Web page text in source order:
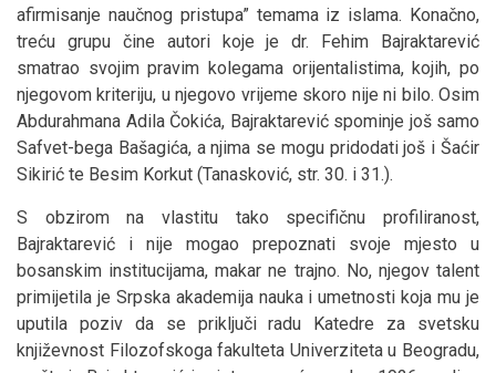
afirmisanje naučnog pristupa” temama iz islama. Konačno,
treću grupu čine autori koje je dr. Fehim Bajraktarević
smatrao svojim pravim kolegama orijentalistima, kojih, po
njegovom kriteriju, u njegovo vrijeme skoro nije ni bilo. Osim
Abdurahmana Adila Čokića, Bajraktarević spominje još samo
Safvet-bega Bašagića, a njima se mogu pridodati još i Šaćir
Sikirić te Besim Korkut (Tanasković, str. 30. i 31.).
S obzirom na vlastitu tako specifičnu profiliranost,
Bajraktarević i nije mogao prepoznati svoje mjesto u
bosanskim institucijama, makar ne trajno. No, njegov talent
primijetila je Srpska akademija nauka i umetnosti koja mu je
uputila poziv da se priključi radu Katedre za svetsku
književnost Filozofskoga fakulteta Univerziteta u Beogradu,